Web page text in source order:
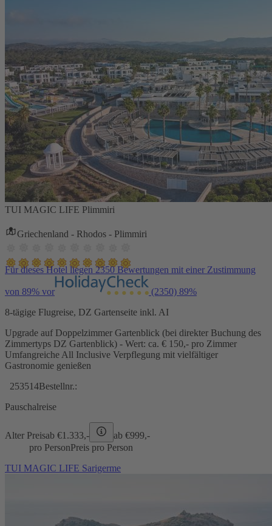
TUI MAGIC LIFE Plimmiri
Griechenland - Rhodos - Plimmiri
Für dieses Hotel liegen 2350 Bewertungen mit einer Zustimmung
von 89% vor (2350) 89%
8-tägige Flugreise, DZ Gartenseite inkl. AI
Upgrade auf Doppelzimmer Gartenblick (bei direkter Buchung des
Zimmertyps DZ Gartenblick) - Wert: ca. € 150,- pro Zimmer
Umfangreiche All Inclusive Verpflegung mit vielfältiger
Gastronomie genießen
253514Bestellnr.:
Pauschalreise
Alter Preisab €1.333,- ab €999,-
pro PersonPreis pro Person
TUI MAGIC LIFE Sarigerme